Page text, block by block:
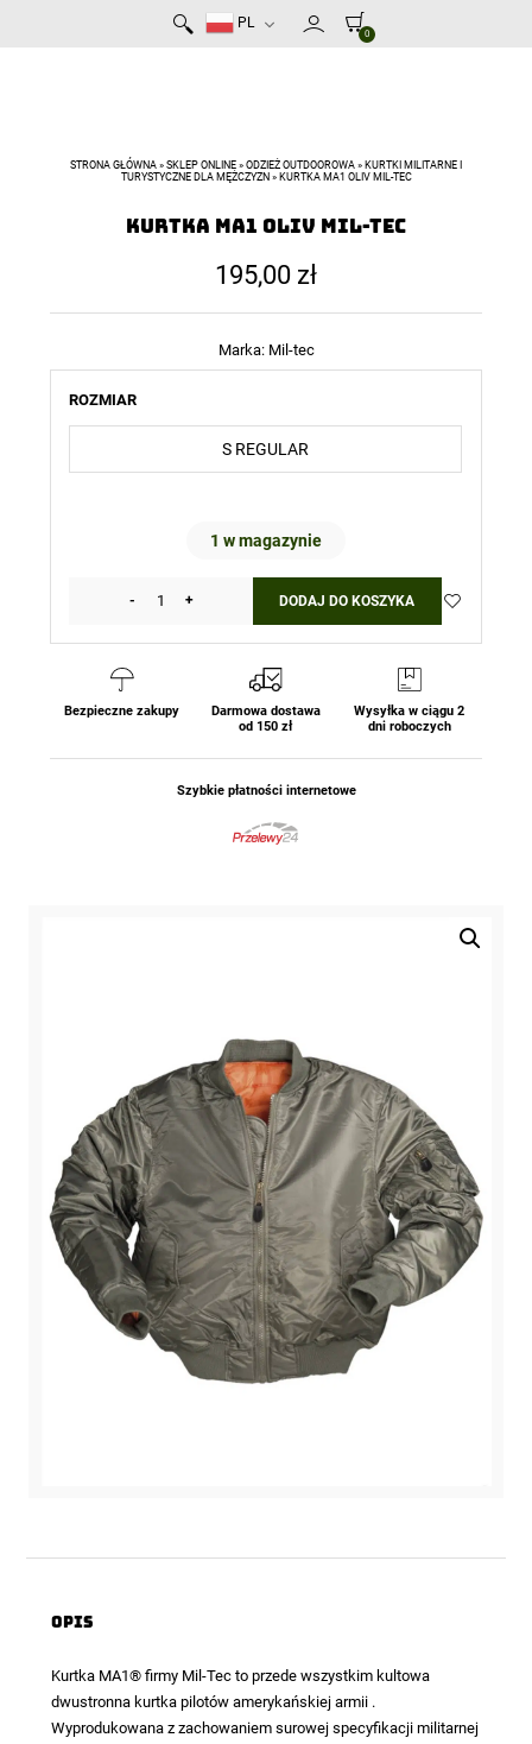
PL
0
STRONA GŁÓWNA » SKLEP ONLINE » ODZIEŻ OUTDOOROWA » KURTKI MILITARNE I
TURYSTYCZNE DLA MĘŻCZYZN » KURTKA MA1 OLIV MIL-TEC
Kurtka MA1 Oliv MIL-TEC
195,00 zł
Marka: Mil-tec
ROZMIAR
1 w magazynie
-
ilość
MIL-
+ DODAJ DO KOSZYKA
Bezpieczne zakupy
Darmowa dostawa
od 150 zł
Wysyłka w ciągu 2
dni roboczych
Szybkie płatności internetowe
Opis
Kurtka MA1® firmy Mil-Tec to przede wszystkim kultowa
dwustronna kurtka pilotów amerykańskiej armii .
Wyprodukowana z zachowaniem surowej specyfikacji militarnej